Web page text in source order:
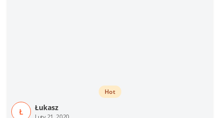
Ł Łukasz
Hot